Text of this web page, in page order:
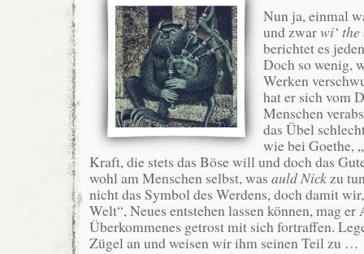
Nun ja, einmal
und zwarwi‘
berichtet es
Doch so wenig,
Werken
hat er sich vom
Menschen
das Übel
wie bei
Kraft, die stets das Böse will und doch das
wohl am Menschen selbst, was auld Nickzu
nicht das Symbol des Werdens, doch damit
Welt“, Neues entstehen lassen können, mag er
Überkommenes getrost mit sich fortraffen.
Zügel an und weisen wir ihm seinen Teil zu …